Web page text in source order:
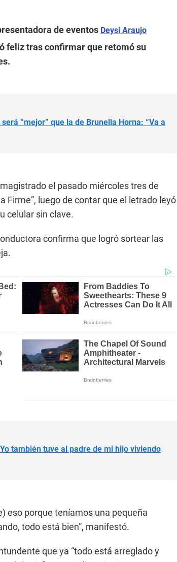
de eventos Deysi Araujo
feliz tras confirmar que retomó su
“mejor” que la de Brunella Horna: “Va a
el pasado miércoles tres de
Firme”, luego de contar que el letrado leyó
celular sin clave.
confirma que logró sortear las
también tuve al padre de mi hijo viviendo
eso porque teníamos una pequeña
todo está bien”, manifestó.
que ya “todo está arreglado y